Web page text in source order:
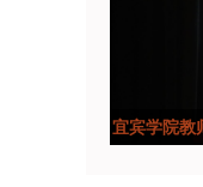
宜宾学院教